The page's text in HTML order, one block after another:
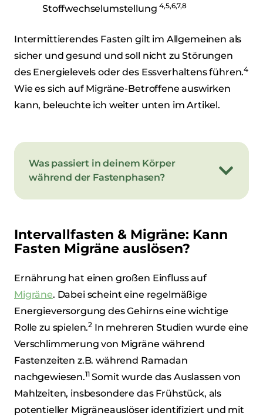
Stoffwechselumstellung4,5,6,7,8
Intermittierendes Fasten gilt im Allgemeinen als
sicher und gesund und soll nicht zu Störungen
des Energielevels oder des Essverhaltens führen.4
Wie es sich auf Migräne-Betroffene auswirken
kann, beleuchte ich weiter unten im Artikel.
Was passiert in deinem Körper
während der Fastenphasen?
Intervallfasten & Migräne: Kann
Fasten Migräne auslösen?
Ernährung hat einen großen Einfluss auf
Migräne. Dabei scheint eine regelmäßige
Energieversorgung des Gehirns eine wichtige
Rolle zu spielen.2 In mehreren Studien wurde eine
Verschlimmerung von Migräne während
Fastenzeiten z.B. während Ramadan
nachgewiesen.11Somit wurde das Auslassen von
Mahlzeiten, insbesondere das Frühstück, als
potentieller Migräneauslöser identifiziert und mit